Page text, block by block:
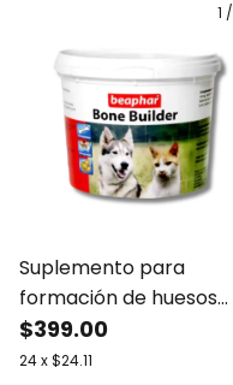
1 /
Suplemento para
formación de huesos
para perros y gatos
Beaphar 500g
$399.00
24x$24.11